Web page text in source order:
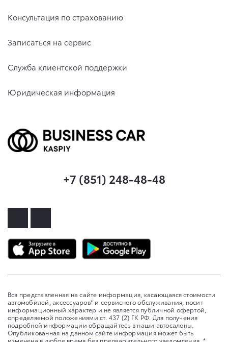
Консультация по страхованию
Записаться на сервис
Служба клиентской поддержки
Юридическая информация
+7 (851) 248-48-48
Вся представленная на сайте информация, касающаяся стоимости
автомобилей, аксессуаров* и сервисного обслуживания, носит
информационный характер и не является публичной офертой,
определяемой положениями ст. 437 (2) ГК РФ. Для получения
подробной информации обращайтесь в наши автосалоны.
Опубликованная на данном сайте информация может быть